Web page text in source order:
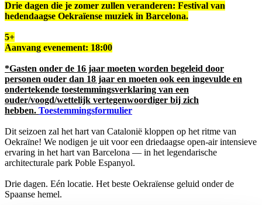
Drie dagen die je zomer zullen veranderen: Festival van
hedendaagse Oekraïense muziek in Barcelona.
5+
Aanvang evenement: 18:00
*Gasten onder de 16 jaar moeten worden begeleid door
personen ouder dan 18 jaar en moeten ook een ingevulde en
ondertekende toestemmingsverklaring van een
ouder/voogd/wettelijk vertegenwoordiger bij zich
hebben. Toestemmingsformulier
Dit seizoen zal het hart van Catalonië kloppen op het ritme van
Oekraïne! We nodigen je uit voor een driedaagse open-air intensieve
ervaring in het hart van Barcelona — in het legendarische
architecturale park Poble Espanyol.
Drie dagen. Eén locatie. Het beste Oekraïense geluid onder de
Spaanse hemel.